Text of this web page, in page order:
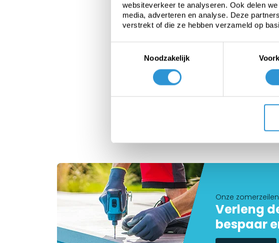
websiteverkeer te analyseren. Ook delen
media, adverteren en analyse. Deze
verstrekt of die ze hebben verzameld op
Noodzakelijk
Tarp 6x10 PVC
1-2 weeks
Onze
Verleng
bespaar